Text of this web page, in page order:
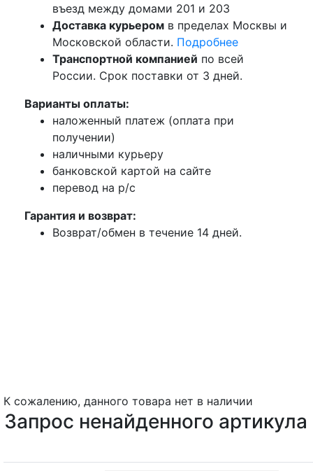
въезд между домами 201 и 203
Доставка курьером в пределах Москвы и
Московской области. Подробнее
Транспортной компанией по всей
России. Срок поставки от 3 дней.
Варианты оплаты:
наложенный платеж (оплата при
получении)
наличными курьеру
банковской картой на сайте
перевод на р/с
Гарантия и возврат:
Возврат/обмен в течение 14 дней.
К сожалению, данного товара нет в наличии
Запрос ненайденного артикула